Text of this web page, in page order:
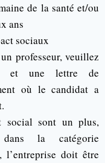
de la santé et/ou
ans
sociaux
professeur, veuillez
et une lettre de
où le candidat a
social sont un plus,
la catégorie
l’entreprise doit être